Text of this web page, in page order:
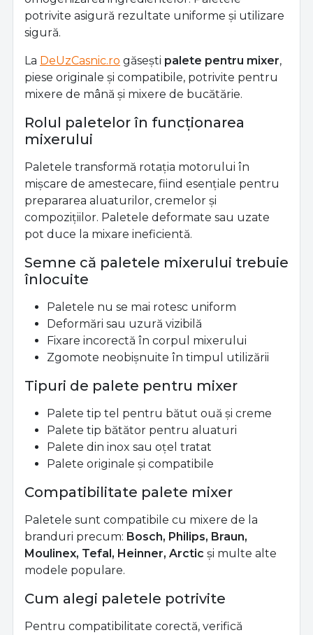
potrivite asigură rezultate uniforme și utilizare
sigură.
La DeUzCasnic.ro găsești palete pentru mixer,
piese originale și compatibile, potrivite pentru
mixere de mână și mixere de bucătărie.
Rolul paletelor în funcționarea
mixerului
Paletele transformă rotația motorului în
mișcare de amestecare, fiind esențiale pentru
prepararea aluaturilor, cremelor și
compozițiilor. Paletele deformate sau uzate
pot duce la mixare ineficientă.
Semne că paletele mixerului trebuie
înlocuite
Paletele nu se mai rotesc uniform
Deformări sau uzură vizibilă
Fixare incorectă în corpul mixerului
Zgomote neobișnuite în timpul utilizării
Tipuri de palete pentru mixer
Palete tip tel pentru bătut ouă și creme
Palete tip bătător pentru aluaturi
Palete din inox sau oțel tratat
Palete originale și compatibile
Compatibilitate palete mixer
Paletele sunt compatibile cu mixere de la
branduri precum: Bosch, Philips, Braun,
Moulinex, Tefal, Heinner, Arctic și multe alte
modele populare.
Cum alegi paletele potrivite
Pentru compatibilitate corectă, verifică